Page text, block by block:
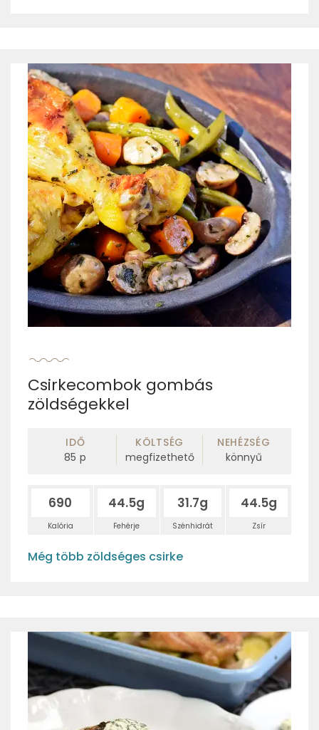
Csirkecombok gombás
zöldségekkel
IDŐ
85 p
KÖLTSÉG
megfizethető
NEHÉZSÉG
könnyű
690
Kalória
44.5g
Fehérje
31.7g
Szénhidrát
44.5g
Zsír
Még több zöldséges csirke